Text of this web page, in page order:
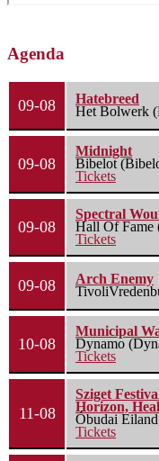
Agenda
09-08
Hatebreed
Het Bolwerk
09-08
Midnight
Bibelot
Tickets
09-08
Spectral
Hall Of Fame
Tickets
09-08
Arch Enemy
10-08
Municipal
Dynamo
Tickets
11-08
Sziget
Horizon,
Óbudai
Tickets